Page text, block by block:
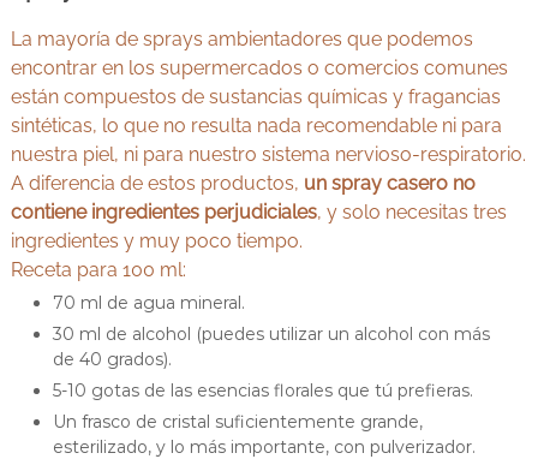
La mayoría de sprays ambientadores que podemos
encontrar en los supermercados o comercios comunes
están compuestos de sustancias químicas y fragancias
sintéticas, lo que no resulta nada recomendable ni para
nuestra piel, ni para nuestro sistema nervioso-respiratorio.
A diferencia de estos productos, un spray casero no
contiene ingredientes perjudiciales, y solo necesitas tres
ingredientes y muy poco tiempo.
Receta para 100 ml:
70 ml de agua mineral.
30 ml de alcohol (puedes utilizar un alcohol con más
de 40 grados).
5-10 gotas de las esencias florales que tú prefieras.
Un frasco de cristal suficientemente grande,
esterilizado, y lo más importante, con pulverizador.